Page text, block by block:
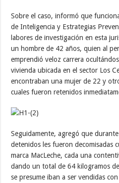
Sobre el caso, informó que
de Inteligencia y Estrategias
labores de investigación en esta
un hombre de 42 años, quien al
emprendió veloz carrera
vivienda ubicada en el sector Los
encontraban una mujer de 22 y
cuales fueron retenidos
Seguidamente, agregó que
detenidos les fueron decomisadas
marca MacLeche, cada una
dando un total de 64 kilogramos
se presume iban a ser vendidas